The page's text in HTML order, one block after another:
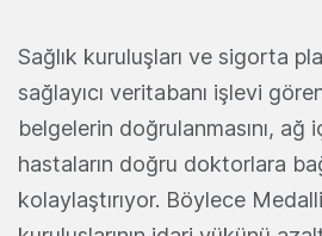
Sağlık kuruluşları ve sigorta
sağlayıcı veritabanı işlevi
belgelerin doğrulanmasını, ağ
hastaların doğru doktorlara
kolaylaştırıyor. Böylece